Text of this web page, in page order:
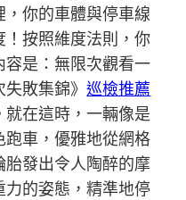
你的車體與停車線
按照維度法則，你
是：無限次觀看一
失敗集錦》巡檢推薦
在這時，一輛像是
車，優雅地從網格
胎發出令人陶醉的摩
的姿態，精準地停